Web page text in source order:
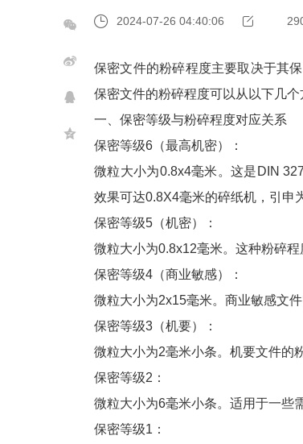
2024-07-26 04:40:06
保密文件的粉碎程度主要取决于其
保密文件的粉碎程度可以从以下几个
一、保密等级与粉碎程度对应关系
保密等级6（最高机密）：
微粒大小为0.8x4毫米。这是DIN
效果可达0.8X4毫米的碎纸机，引申
保密等级5（机密）：
微粒大小为0.8x12毫米。这种粉碎
保密等级4（商业敏感）：
微粒大小为2x15毫米。商业敏感文
保密等级3（机要）：
微粒大小为2毫米小条。机要文件的
保密等级2：
微粒大小为6毫米小条。适用于一些
保密等级1：